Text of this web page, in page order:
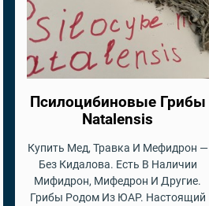
Псилоцибиновые Грибы
Natalensis
Купить Мед, Травка И Мефидрон —
Без Кидалова. Есть В Наличии
Мифидрон, Мифедрон И Другие.
Грибы Родом Из ЮАР. Настоящий